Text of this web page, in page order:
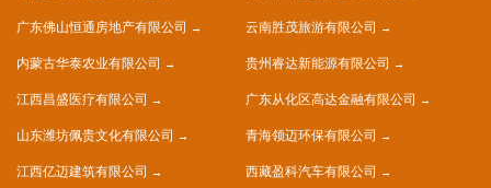
广东佛山恒通房地产有限公司 云南胜茂旅游有限公司
内蒙古华泰农业有限公司 贵州睿达新能源有限公司
江西昌盛医疗有限公司 广东从化区高达金融有限公司
山东潍坊佩贵文化有限公司 青海领迈环保有限公司
江西亿迈建筑有限公司 西藏盈科汽车有限公司